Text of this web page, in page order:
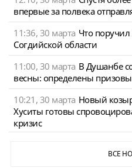
впервые за полвека
11:36, 30 марта Что
Согдийской области
11:00, 30 марта В Душанбе
весны: определены
10:21, 30 марта Новый
Хуситы готовы
кризис
ВСЕ